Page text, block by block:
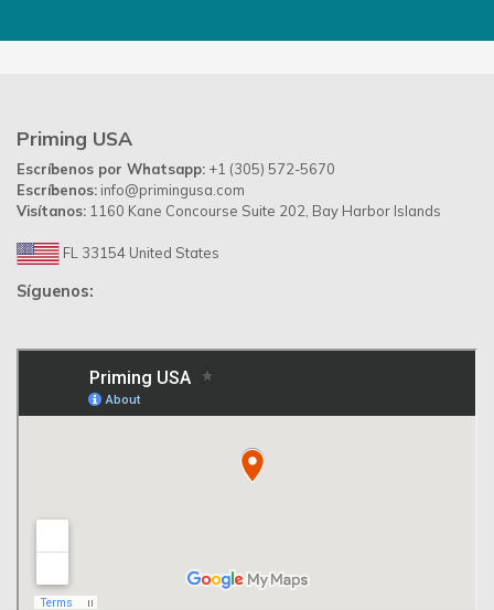
Priming USA
Escríbenos por Whatsapp: +1 (305) 572-5670
Escríbenos: info@primingusa.com
Visítanos: 1160 Kane Concourse Suite 202, Bay Harbor Islands
FL 33154 United States
Síguenos: